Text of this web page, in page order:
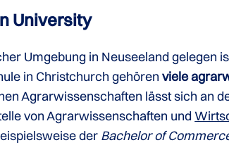
University
Umgebung in Neuseeland gelegen
in Christchurch gehörenviele
Agrarwissenschaften lässt sich an
von Agrarwissenschaften und
der Bachelor of